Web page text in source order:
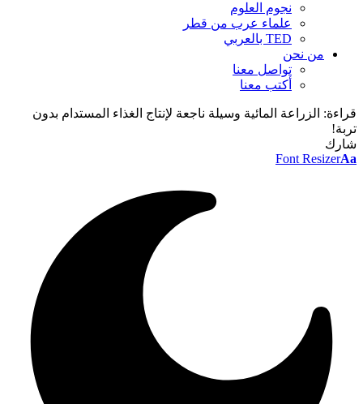
نجوم العلوم
علماء عرب من قطر
TED بالعربي
من نحن
تواصل معنا
أكتب معنا
قراءة: الزراعة المائية وسيلة ناجعة لإنتاج الغذاء المستدام بدون
تربة!
شارك
Font ResizerAa